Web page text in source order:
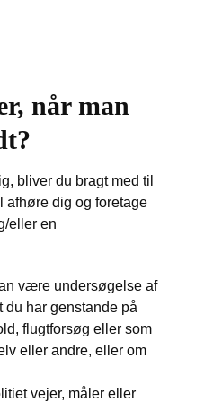
når man
bliver du bragt med til
afhøre dig og foretage
eller en
være undersøgelse af
du har genstande på
flugtforsøg eller som
eller andre, eller om
vejer, måler eller